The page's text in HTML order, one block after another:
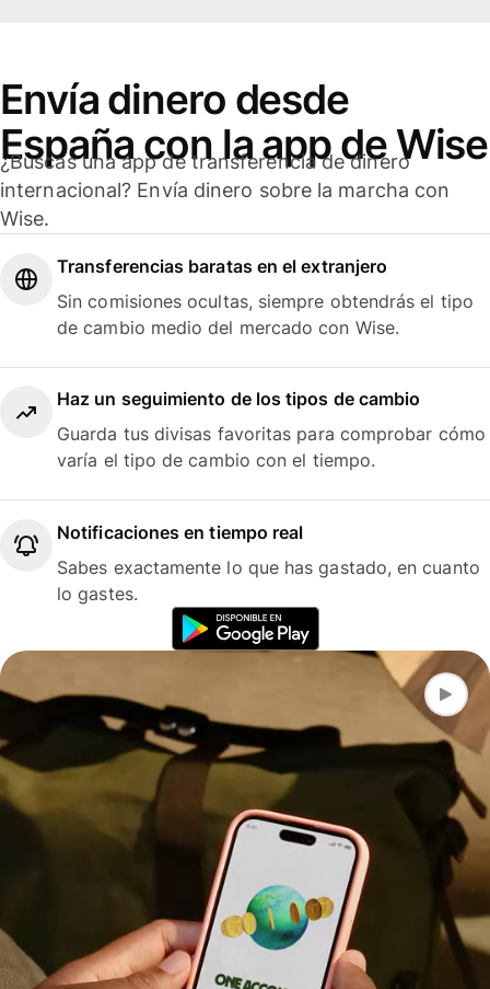
Envía dinero desde
España con la app de Wise
¿Buscas una app de transferencia de dinero
internacional? Envía dinero sobre la marcha con
Wise.
Transferencias baratas en el extranjero
Sin comisiones ocultas, siempre obtendrás el tipo
de cambio medio del mercado con Wise.
Haz un seguimiento de los tipos de cambio
Guarda tus divisas favoritas para comprobar cómo
varía el tipo de cambio con el tiempo.
Notificaciones en tiempo real
Sabes exactamente lo que has gastado, en cuanto
lo gastes.